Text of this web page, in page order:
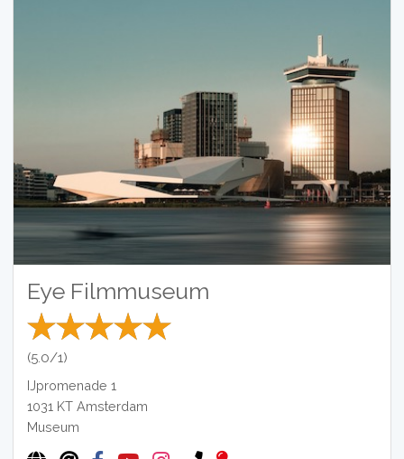
Eye Filmmuseum
(5.0/1)
IJpromenade 1
1031 KT Amsterdam
Museum